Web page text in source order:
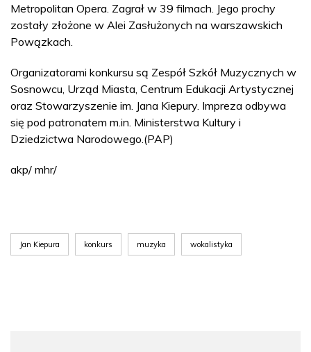
Metropolitan Opera. Zagrał w 39 filmach. Jego prochy
zostały złożone w Alei Zasłużonych na warszawskich
Powązkach.
Organizatorami konkursu są Zespół Szkół Muzycznych w
Sosnowcu, Urząd Miasta, Centrum Edukacji Artystycznej
oraz Stowarzyszenie im. Jana Kiepury. Impreza odbywa
się pod patronatem m.in. Ministerstwa Kultury i
Dziedzictwa Narodowego.(PAP)
akp/ mhr/
Jan Kiepura konkurs muzyka wokalistyka